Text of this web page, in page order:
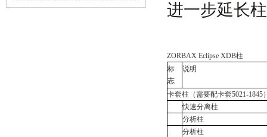
进一步延长
ZORBAX Eclipse XDB柱
标
志
说明
卡套柱（需要配卡套5021-1845
快速分离柱
分析柱
分析柱